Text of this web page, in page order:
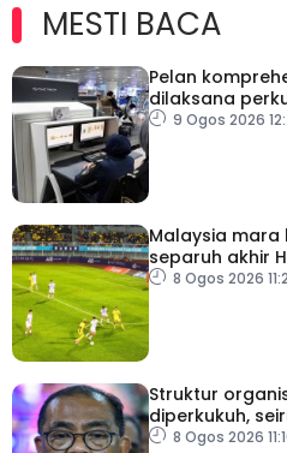
MESTI BACA
Pelan
dilaksana
keselamatan
9 Ogos 2026
Malaysia mara
separuh akhir
ASEAN Cup
8 Ogos 2026
Struktur
diperkukuh,
pemodenan
8 Ogos 2026